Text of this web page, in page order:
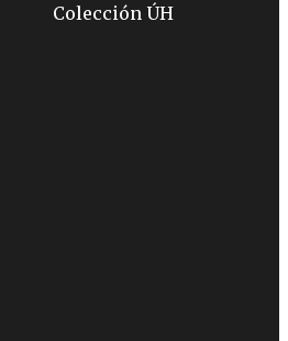
Colección ÚH